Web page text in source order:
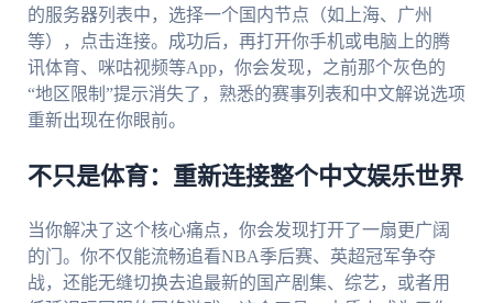
的服务器列表中，选择一个国内节点（如上海、广州
等），点击连接。成功后，再打开你手机或电脑上的腾
讯体育、咪咕视频等App，你会发现，之前那个灰色的
“地区限制”提示消失了，熟悉的赛事列表和中文解说选项
重新出现在你眼前。
不只是体育：重新连接整个中文娱乐世界
当你解决了这个核心痛点，你会发现打开了一扇更广阔
的门。你不仅能流畅追看NBA季后赛、英超冠军争夺
战，还能无缝切换去追最新的国产剧集、综艺，或者用